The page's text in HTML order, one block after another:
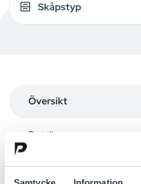
Skåpstyp
Översikt
Detaljer
Ritningar